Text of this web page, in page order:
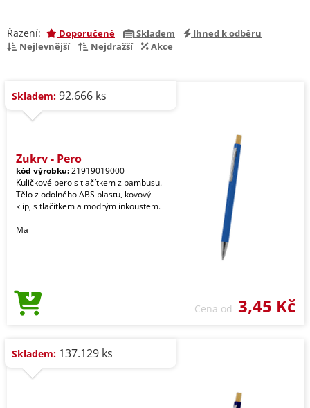
Řazení: Doporučené Skladem
Ihned k odběru
Nejlevnější
Nejdražší Akce
Skladem: 92.666 ks
Zukry - Pero
kód výrobku:21919019000
Kuličkové pero s tlačítkem z bambusu.
Tělo z odolného ABS plastu, kovový
klip, s tlačítkem a modrým inkoustem.
Ma
Cena od 3,45 Kč
Skladem: 137.129 ks